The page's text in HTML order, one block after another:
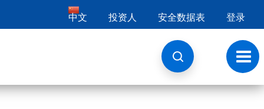
中文 投资人 安全数据表 登录
切
换
导
航